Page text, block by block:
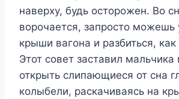
наверху, будь осторожен. Во
ворочается, запросто можешь
крыши вагона и разбиться, как
Этот совет заставил
открыть слипающиеся от сна
колыбели, раскачиваясь на